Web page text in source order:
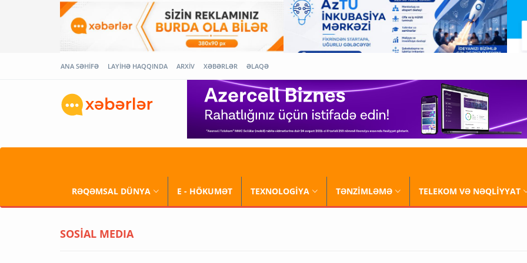
ANA SƏHİFƏ LAYİHƏ HAQQINDA ARXİV XƏBƏRLƏR ƏLAQƏ
RƏQƏMSAL DÜNYA E - HÖKUMƏT TEXNOLOGİYA TƏNZİMLƏMƏ TELEKOM VƏ NƏQLİYYAT
SOSİAL MEDIA